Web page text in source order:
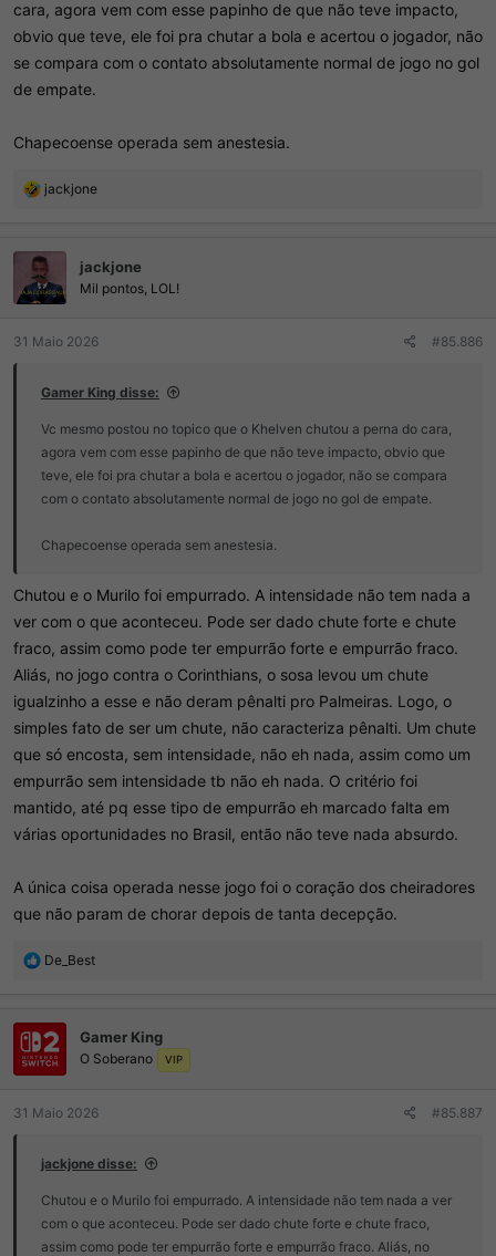
cara, agora vem com esse papinho de que não teve impacto,
obvio que teve, ele foi pra chutar a bola e acertou o jogador, não
se compara com o contato absolutamente normal de jogo no gol
de empate.
Chapecoense operada sem anestesia.
R
ç
õ
e
s
jackjone
jackjone
Mil pontos, LOL!
31 Maio 2026 #85.886
Gamer King disse:
Vc mesmo postou no topico que o Khelven chutou a perna do cara,
agora vem com esse papinho de que não teve impacto, obvio que
teve, ele foi pra chutar a bola e acertou o jogador, não se compara
com o contato absolutamente normal de jogo no gol de empate.
Chapecoense operada sem anestesia.
Chutou e o Murilo foi empurrado. A intensidade não tem nada a
ver com o que aconteceu. Pode ser dado chute forte e chute
fraco, assim como pode ter empurrão forte e empurrão fraco.
Aliás, no jogo contra o Corinthians, o sosa levou um chute
igualzinho a esse e não deram pênalti pro Palmeiras. Logo, o
simples fato de ser um chute, não caracteriza pênalti. Um chute
que só encosta, sem intensidade, não eh nada, assim como um
empurrão sem intensidade tb não eh nada. O critério foi
mantido, até pq esse tipo de empurrão eh marcado falta em
várias oportunidades no Brasil, então não teve nada absurdo.
A única coisa operada nesse jogo foi o coração dos cheiradores
que não param de chorar depois de tanta decepção.
R
ç
õ
e
s
De_Best
Gamer King
O Soberano VIP
31 Maio 2026 #85.887
jackjone disse:
Chutou e o Murilo foi empurrado. A intensidade não tem nada a ver
com o que aconteceu. Pode ser dado chute forte e chute fraco,
assim como pode ter empurrão forte e empurrão fraco. Aliás, no